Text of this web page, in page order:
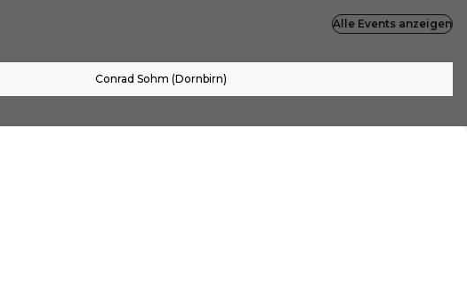
Conrad Sohm (Dornbirn)
Alle Events anzeigen